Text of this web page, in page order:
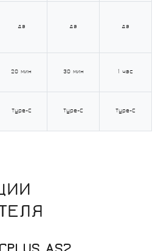
да да да
20 мин 30 мин 1 час
Type-C Type-C Type-C